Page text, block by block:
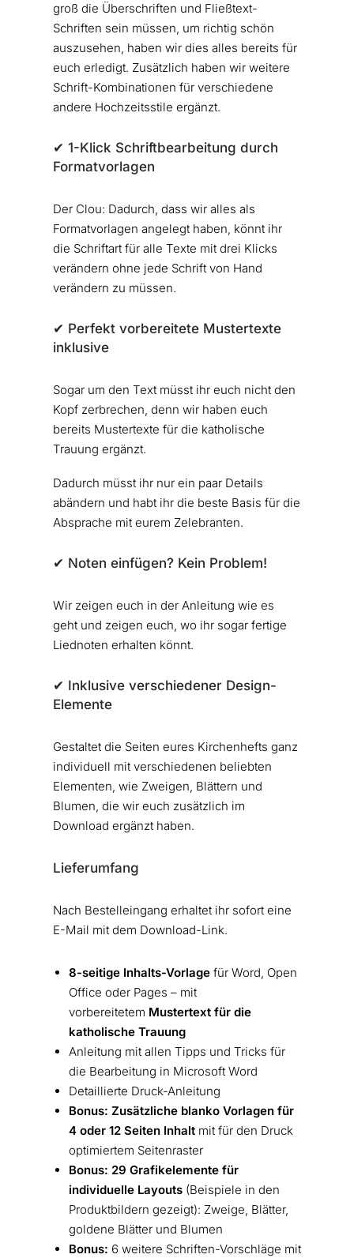
groß die Überschriften und Fließtext-
Schriften sein müssen, um richtig schön
auszusehen, haben wir dies alles bereits für
euch erledigt. Zusätzlich haben wir weitere
Schrift-Kombinationen für verschiedene
andere Hochzeitsstile ergänzt.
✔︎ 1-Klick Schriftbearbeitung durch
Formatvorlagen
Der Clou: Dadurch, dass wir alles als
Formatvorlagen angelegt haben, könnt ihr
die Schriftart für alle Texte mit drei Klicks
verändern ohne jede Schrift von Hand
verändern zu müssen.
✔︎ Perfekt vorbereitete Mustertexte
inklusive
Sogar um den Text müsst ihr euch nicht den
Kopf zerbrechen, denn wir haben euch
bereits Mustertexte für die katholische
Trauung ergänzt.
Dadurch müsst ihr nur ein paar Details
abändern und habt ihr die beste Basis für die
Absprache mit eurem Zelebranten.
✔︎ Noten einfügen? Kein Problem!
Wir zeigen euch in der Anleitung wie es
geht und zeigen euch, wo ihr sogar fertige
Liednoten erhalten könnt.
✔︎ Inklusive verschiedener Design-
Elemente
Gestaltet die Seiten eures Kirchenhefts ganz
individuell mit verschiedenen beliebten
Elementen, wie Zweigen, Blättern und
Blumen, die wir euch zusätzlich im
Download ergänzt haben.
Lieferumfang
Nach Bestelleingang erhaltet ihr sofort eine
E-Mail mit dem Download-Link.
8-seitige Inhalts-Vorlage für Word, Open
Office oder Pages – mit
vorbereitetem Mustertext für die
katholische Trauung
Anleitung mit allen Tipps und Tricks für
die Bearbeitung in Microsoft Word
Detaillierte Druck-Anleitung
Bonus: Zusätzliche blanko Vorlagen für
4 oder 12 Seiten Inhaltmit für den Druck
optimiertem Seitenraster
Bonus: 29 Grafikelemente für
individuelle Layouts(Beispiele in den
Produktbildern gezeigt): Zweige, Blätter,
goldene Blätter und Blumen
Bonus: 6 weitere Schriften-Vorschläge mit